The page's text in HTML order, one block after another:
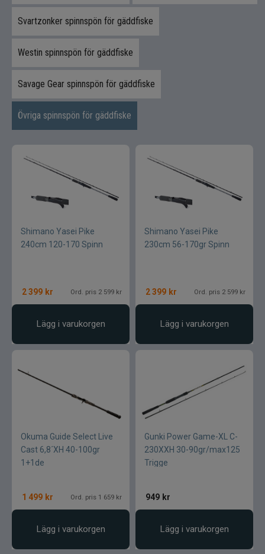
Svartzonker spinnspön för gäddfiske
Westin spinnspön för gäddfiske
Savage Gear spinnspön för gäddfiske
Övriga spinnspön för gäddfiske
Shimano Yasei Pike
240cm 120-170 Spinn
2 399 kr Ord. pris 2 599 kr
Lägg i varukorgen
Shimano Yasei Pike
230cm 56-170gr Spinn
2 399 kr Ord. pris 2 599 kr
Lägg i varukorgen
Okuma Guide Select Live
Cast 6,8´XH 40-100gr
1+1de
1 499 kr Ord. pris 1 659 kr
Lägg i varukorgen
Gunki Power Game-XL C-
230XXH 30-90gr/max125
Trigge
949 kr
Lägg i varukorgen